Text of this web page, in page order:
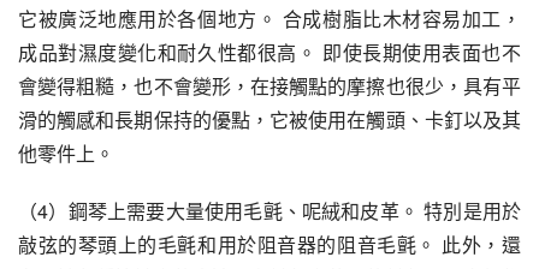
它被廣泛地應用於各個地方。 合成樹脂比木材容易加工，
成品對濕度變化和耐久性都很高。 即使長期使用表面也不
會變得粗糙，也不會變形，在接觸點的摩擦也很少，具有平
滑的觸感和長期保持的優點，它被使用在觸頭、卡釘以及其
他零件上。
（4）鋼琴上需要大量使用毛氈、呢絨和皮革。 特別是用於
敲弦的琴頭上的毛氈和用於阻音器的阻音毛氈。 此外，還